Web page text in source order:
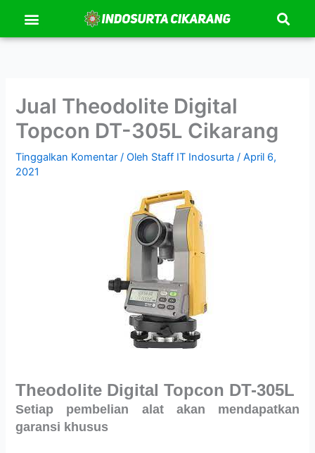
konten
Menu
Jual Theodolite Digital
Topcon DT-305L Cikarang
Tinggalkan Komentar / Oleh Staff IT Indosurta/April 6,
2021
Theodolite Digital Topcon DT-305L
Setiap pembelian alat akan mendapatkan
garansi khusus